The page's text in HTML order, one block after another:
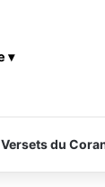
▾
Versets du